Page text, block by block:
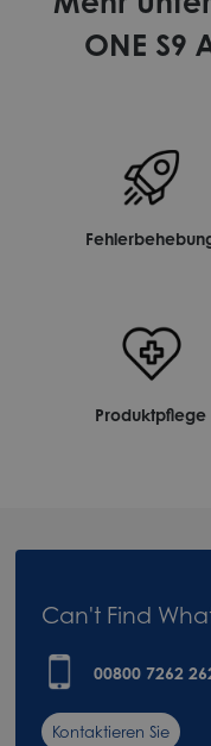
ONE S9
Produktpflege
Can't Find
00800 7262
Kontaktieren Sie